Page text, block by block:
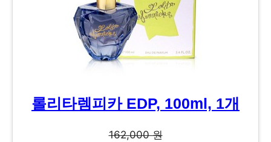
롤리타렘피카 EDP, 100ml, 1개
162,000 원